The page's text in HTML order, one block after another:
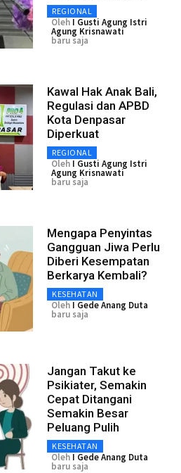
REGIONAL
Oleh I Gusti Agung Istri
Agung Krisnawati
baru saja
Kawal Hak Anak Bali,
Regulasi dan APBD
Kota Denpasar
Diperkuat
REGIONAL
Oleh I Gusti Agung Istri
Agung Krisnawati
baru saja
Mengapa Penyintas
Gangguan Jiwa Perlu
Diberi Kesempatan
Berkarya Kembali?
KESEHATAN
Oleh I Gede Anang Duta
baru saja
Jangan Takut ke
Psikiater, Semakin
Cepat Ditangani
Semakin Besar
Peluang Pulih
KESEHATAN
Oleh I Gede Anang Duta
baru saja